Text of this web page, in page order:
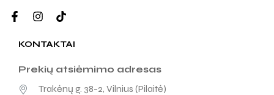
KONTAKTAI
Prekių atsiėmimo adresas
Trakėnų g. 38-2, Vilnius (Pilaitė)